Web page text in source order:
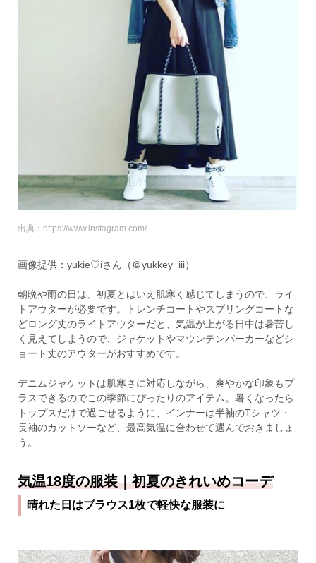
出典：https://www.instagram.com/
画像提供：yukie♡iさん（＠yukkey_iii）
朝晩や雨の日は、初夏とはいえ肌寒く感じてしまうので、ライ
トアウターが必要です。トレンチコートやスプリングコートな
どロング丈のライトアウターだと、気温が上がる日中は暑苦し
く見えてしまうので、ジャケットやマウンテンパーカーなどシ
ョート丈のアウターがおすすめです。
デニムジャケットは肌寒さに対応しながら、爽やかな印象もプ
ラスできるのでこの季節にぴったりのアイテム。暑くなったら
トップスだけで過ごせるように、インナーは半袖のTシャツ・
長袖のカットソーなど、最高気温に合わせて選んでおきましょ
う。
気温18度の服装｜初夏のきれいめコーデ
晴れた日はブラウス1枚で軽快な服装に